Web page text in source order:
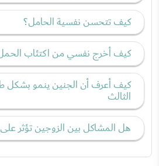
كيف تتحسن نفسية الحامل؟
كيف أخرج نفسي من اكتئاب
كيف أعرف أن الجنين ينمو بشكل
الثالث
هل المشاكل بين الزوجين تؤثر